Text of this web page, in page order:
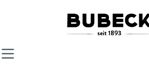
Zum Hauptinhalt springen